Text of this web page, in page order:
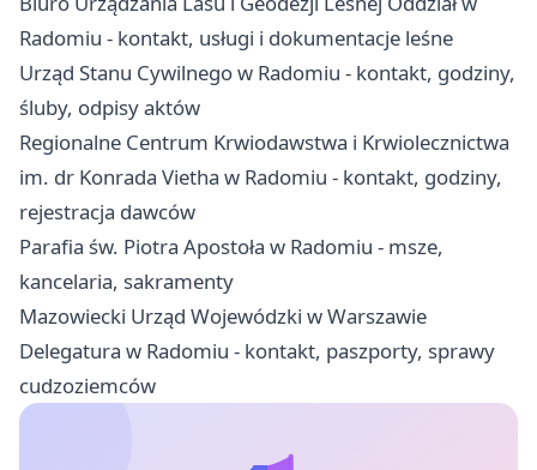
Radomiu - kontakt, usługi i dokumentacje leśne
Urząd Stanu Cywilnego w Radomiu - kontakt, godziny,
śluby, odpisy aktów
Regionalne Centrum Krwiodawstwa i Krwiolecznictwa
im. dr Konrada Vietha w Radomiu - kontakt, godziny,
rejestracja dawców
Parafia św. Piotra Apostoła w Radomiu - msze,
kancelaria, sakramenty
Mazowiecki Urząd Wojewódzki w Warszawie
Delegatura w Radomiu - kontakt, paszporty, sprawy
cudzoziemców